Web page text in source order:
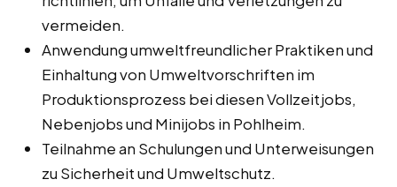
vermeiden.
Anwendung umweltfreundlicher Praktiken und
Einhaltung von Umweltvorschriften im
Produktionsprozess bei diesen Vollzeitjobs,
Nebenjobs und Minijobs in Pohlheim.
Teilnahme an Schulungen und Unterweisungen
zu Sicherheit und Umweltschutz.